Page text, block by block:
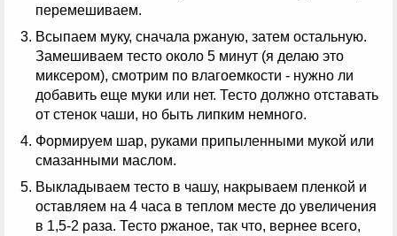
перемешиваем.
Всыпаем муку, сначала ржаную, затем остальную.
Замешиваем тесто около 5 минут (я делаю это
миксером), смотрим по влагоемкости - нужно ли
добавить еще муки или нет. Тесто должно отставать
от стенок чаши, но быть липким немного.
Формируем шар, руками припыленными мукой или
смазанными маслом.
Выкладываем тесто в чашу, накрываем пленкой и
оставляем на 4 часа в теплом месте до увеличения
в 1,5-2 раза. Тесто ржаное, так что, вернее всего,